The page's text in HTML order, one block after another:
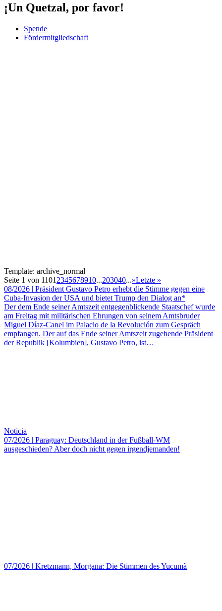
¡Un Quetzal, por favor!
Spende
Fördermitgliedschaft
Template: archive_normal
Seite 1 von 1101 2345678910...203040...»Letzte »
08/2026 | Präsident Gustavo Petro erhebt die Stimme gegen eine
Cuba-Invasion der USA und bietet Trump den Dialog an*
Der dem Ende seiner Amtszeit entgegenblickende Staatschef wurde
am Freitag mit militärischen Ehrungen von seinem Amtsbruder
Miguel Díaz-Canel im Palacio de la Revolución zum Gespräch
empfangen. Der auf das Ende seiner Amtszeit zugehende Präsident
der Republik [Kolumbien], Gustavo Petro, ist…
Noticia
07/2026 | Paraguay: Deutschland in der Fußball-WM
ausgeschieden? Aber doch nicht gegen irgendjemanden!
07/2026 | Kretzmann, Morgana: Die Stimmen des Yucumã